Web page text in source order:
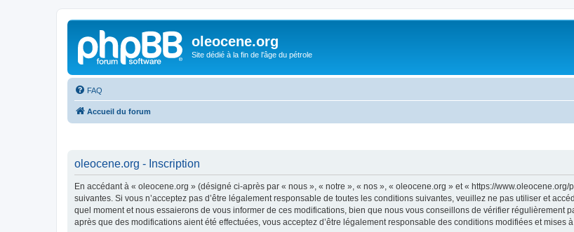
oleocene.org
Site dédié à la fin de l'âge du pétrole
FAQ
Accueil du forum
oleocene.org - Inscription
En accédant à « oleocene.org » (désigné ci-après par « nous », « notre », « nos », « oleocene.org » et « https://
suivantes. Si vous n’acceptez pas d’être légalement responsable de toutes les conditions suivantes, veuillez ne pas utiliser et
quel moment et nous essaierons de vous informer de ces modifications, bien que nous vous conseillons de vérifier régulièrement
après que des modifications aient été effectuées, vous acceptez d’être légalement responsable des conditions modifiées et mises